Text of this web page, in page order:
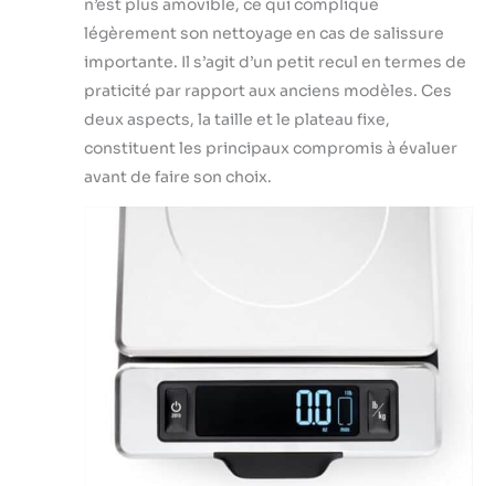
n’est plus amovible, ce qui complique
légèrement son nettoyage en cas de salissure
importante. Il s’agit d’un petit recul en termes de
praticité par rapport aux anciens modèles. Ces
deux aspects, la taille et le plateau fixe,
constituent les principaux compromis à évaluer
avant de faire son choix.